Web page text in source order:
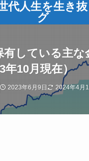
代人生を生き
グ
有している主な
年10月現在）
2023年6月9日 2024年4月